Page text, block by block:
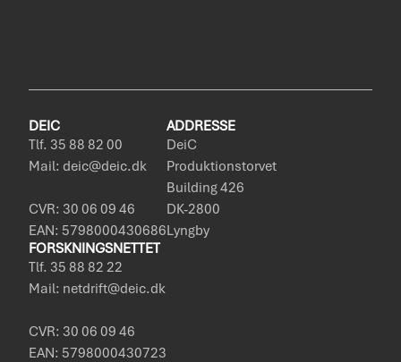
DEIC
Tlf. 35 88 82 00
Mail: deic@deic.dk
CVR: 30 06 09 46
EAN: 5798000430686
ADDRESSE
DeiC
Produktionstorvet
Building 426
DK-2800
Lyngby
FORSKNINGSNETTET
Tlf. 35 88 82 22
Mail: netdrift@deic.dk
CVR: 30 06 09 46
EAN: 5798000430723